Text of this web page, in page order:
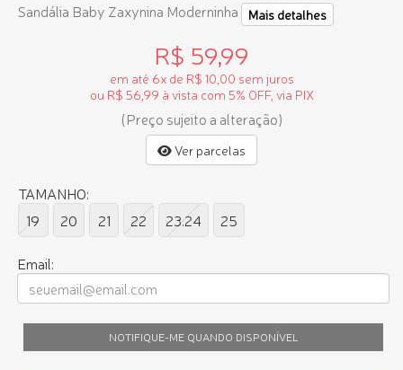
Sandália Baby Zaxynina Moderninha Mais detalhes
R$ 59,99
em até 6x de R$ 10,00 sem juros
ou R$ 56,99 à vista com 5% OFF, via PIX
(Preço sujeito a alteração)
Ver parcelas
TAMANHO:
19
20 21 22 23.24 25
Email:
NOTIFIQUE-ME QUANDO DISPONÍVEL